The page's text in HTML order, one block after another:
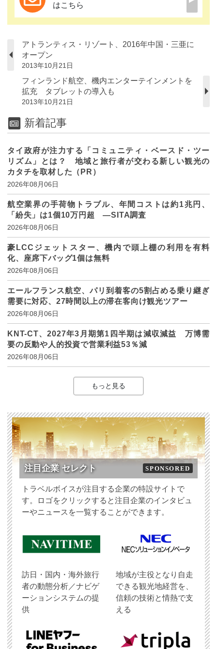
はこちら
アトランティス・リゾート、2016年中国・三亜に
オープン
2013年10月21日
フィンランド航空、機内エンターテインメントを
拡充 タブレットの導入も
2013年10月21日
新着記事
タイ政府が注力する「コミュニティ・ベースド・ツー
リズム」とは？ 地域と旅行者が交わる新しい観光の
カタチを取材した（PR）
2026年08月06日
航空業界の手荷物トラブル、年間コストは約1兆円、
「紛失」は1個10万円超 ―SITA調査
2026年08月06日
豪LCCジェットスター、機内で頭上棚の利用を有料
化、座席下バッグ1個は無料
2026年08月06日
エールフランス航空、パリ到着客の5割占める乗り継ぎ
需要に対応、27時間以上の滞在客向け観光ツアー
2026年08月06日
KNT-CT、2027年3月期第1四半期は減収減益 万博需
要の反動や人的投資で営業利益53％減
2026年08月06日
もっと見る
注目企業 セレクト SPONSORED
トラベルボイスが注目する企業の特設サイトで
す。ロゴをクリックすると注目企業のインタビュ
ーやニュースを一覧することができます。
訪日・国内・海外旅行
者の動態分析／ナビゲ
ーションシステムの提
供
地域が主役となり自走
できる観光地経営を、
信頼の技術と情熱で支
える